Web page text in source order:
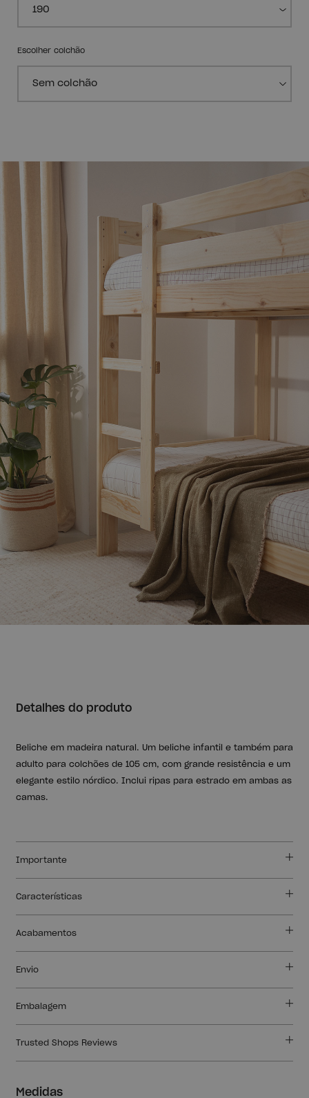
Escolher colchão
Medidas
Detalhes do produto
Beliche em madeira natural. Um beliche infantil e também para
adulto para colchões de 105 cm, com grande resistência e um
elegante estilo nórdico. Inclui ripas para estrado em ambas as
camas.
Importante
Características
Acabamentos
Envio
Embalagem
Trusted Shops Reviews